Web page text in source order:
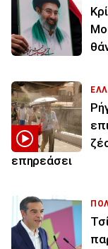
επηρεάσει